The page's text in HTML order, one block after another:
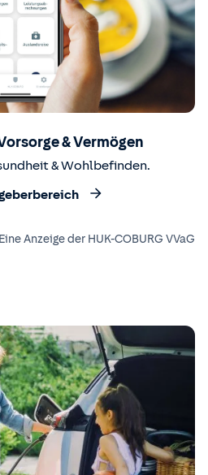
& Vermögen
& Wohlbefinden.
Eine Anzeige der HUK-COBURG VVaG